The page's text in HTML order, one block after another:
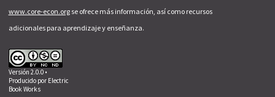
www.core-econ.orgse ofrece más información, así como recursos
adicionales para aprendizaje y enseñanza.
Versión 2.0.0 •
Producido por Electric
Book Works